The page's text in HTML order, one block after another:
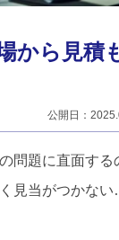
から見積
公開日：
問題に直面する
見当がつかな